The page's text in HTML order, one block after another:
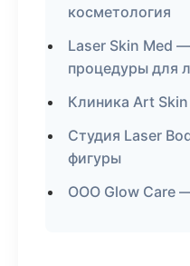
косметология
Laser Skin Med
процедуры для
Клиника Art
Студия Laser
фигуры
ООО Glow Care